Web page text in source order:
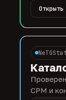
Открыть
CPM и